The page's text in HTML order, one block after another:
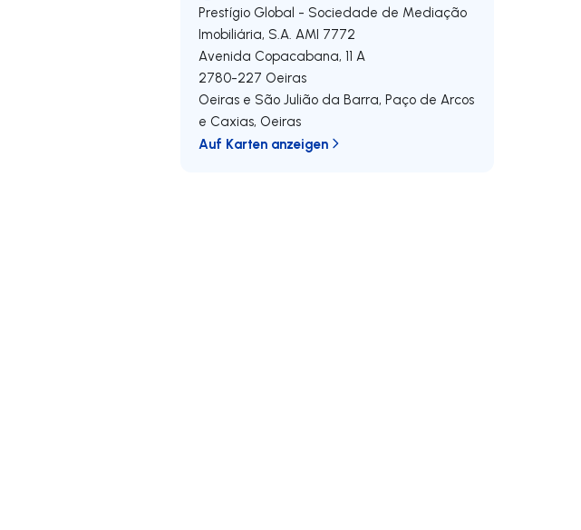
Prestígio Global - Sociedade de Mediação
Imobiliária, S.A. AMI 7772
Avenida Copacabana, 11 A
2780-227 Oeiras
Oeiras e São Julião da Barra, Paço de Arcos
e Caxias, Oeiras
Auf Karten anzeigen